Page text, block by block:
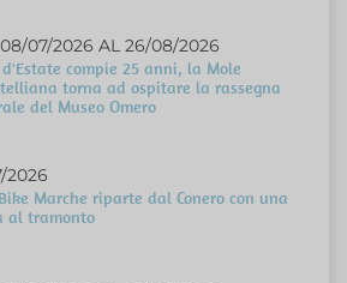
07/2026 AL 26/08/2026
d'Estate compie 25 anni, la Mole
torna ad ospitare la rassegna
del Museo Omero
2026
Marche riparte dal Conero con una
al tramonto